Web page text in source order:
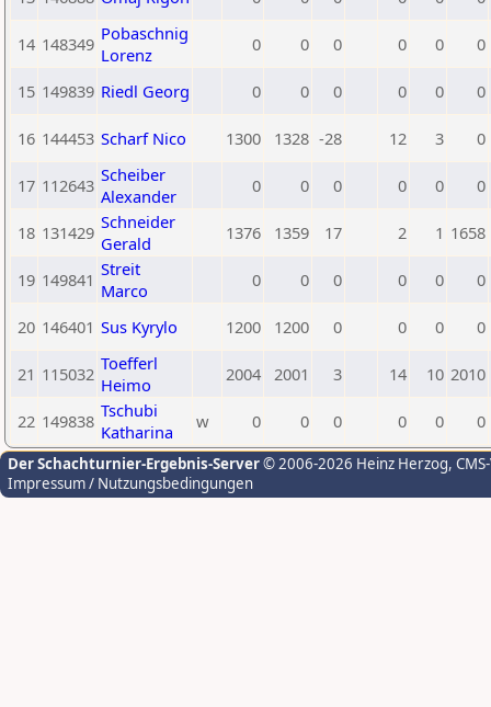
14 148349 Pobaschnig
Lorenz
0 0 0 0 0 0
15 149839 Riedl Georg 0 0 0 0 0 0
16 144453 Scharf Nico 1300 1328 -28 12 3 0
17 112643 Scheiber
Alexander
0 0 0 0 0 0
18 131429 Schneider
Gerald
1376 1359 17 2 1 1658
19 149841 Streit
Marco
0 0 0 0 0 0
20 146401 Sus Kyrylo 1200 1200 0 0 0 0
21 115032 Toefferl
Heimo
2004 2001 3 14 10 2010
22 149838 Tschubi
Katharina
w 0 0 0 0 0 0
Der Schachturnier-Ergebnis-Server© 2006-2026 Heinz Herzog,
Impressum / Nutzungsbedingungen